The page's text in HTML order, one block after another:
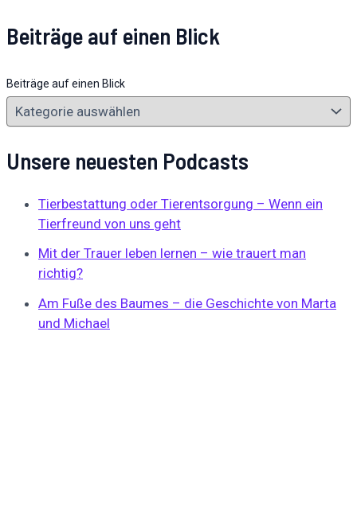
Beiträge auf einen Blick
Beiträge auf einen Blick
Unsere neuesten Podcasts
Tierbestattung oder Tierentsorgung – Wenn ein
Tierfreund von uns geht
Mit der Trauer leben lernen – wie trauert man
richtig?
Am Fuße des Baumes – die Geschichte von Marta
und Michael